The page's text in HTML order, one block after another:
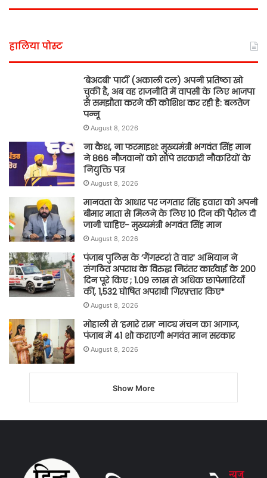
हालिया पोस्ट
‘बेअदबी’ पार्टी (अकाली दल) अपनी प्रतिष्ठा खो
चुकी है, अब वह राजनीति में वापसी के लिए भाजपा
से समझौता करने की कोशिश कर रही है: बलतेज
पन्नू
August 8, 2026
ना कैश, ना फरमाइश: मुख्यमंत्री भगवंत सिंह मान
ने 866 नौजवानों को सौंपे सरकारी नौकरियों के
नियुक्ति पत्र
August 8, 2026
मानवता के आधार पर जगतार सिंह हवारा को अपनी
बीमार माता से मिलने के लिए 10 दिन की पैरोल दी
जानी चाहिए- मुख्यमंत्री भगवंत सिंह मान
August 8, 2026
पंजाब पुलिस के ‘गैंगस्टरां ते वार’ अभियान ने
संगठित अपराध के विरुद्ध निरंतर कार्रवाई के 200
दिन पूरे किए ; 1.09 लाख से अधिक छापेमारियाँ
कीं, 1,532 घोषित अपराधी गिरफ़्तार किए*
August 8, 2026
मोहाली से ‘हमारे राम’ नाट्य मंचन का आगाज,
पंजाब में 41 शो कराएगी भगवंत मान सरकार
August 8, 2026
Show More